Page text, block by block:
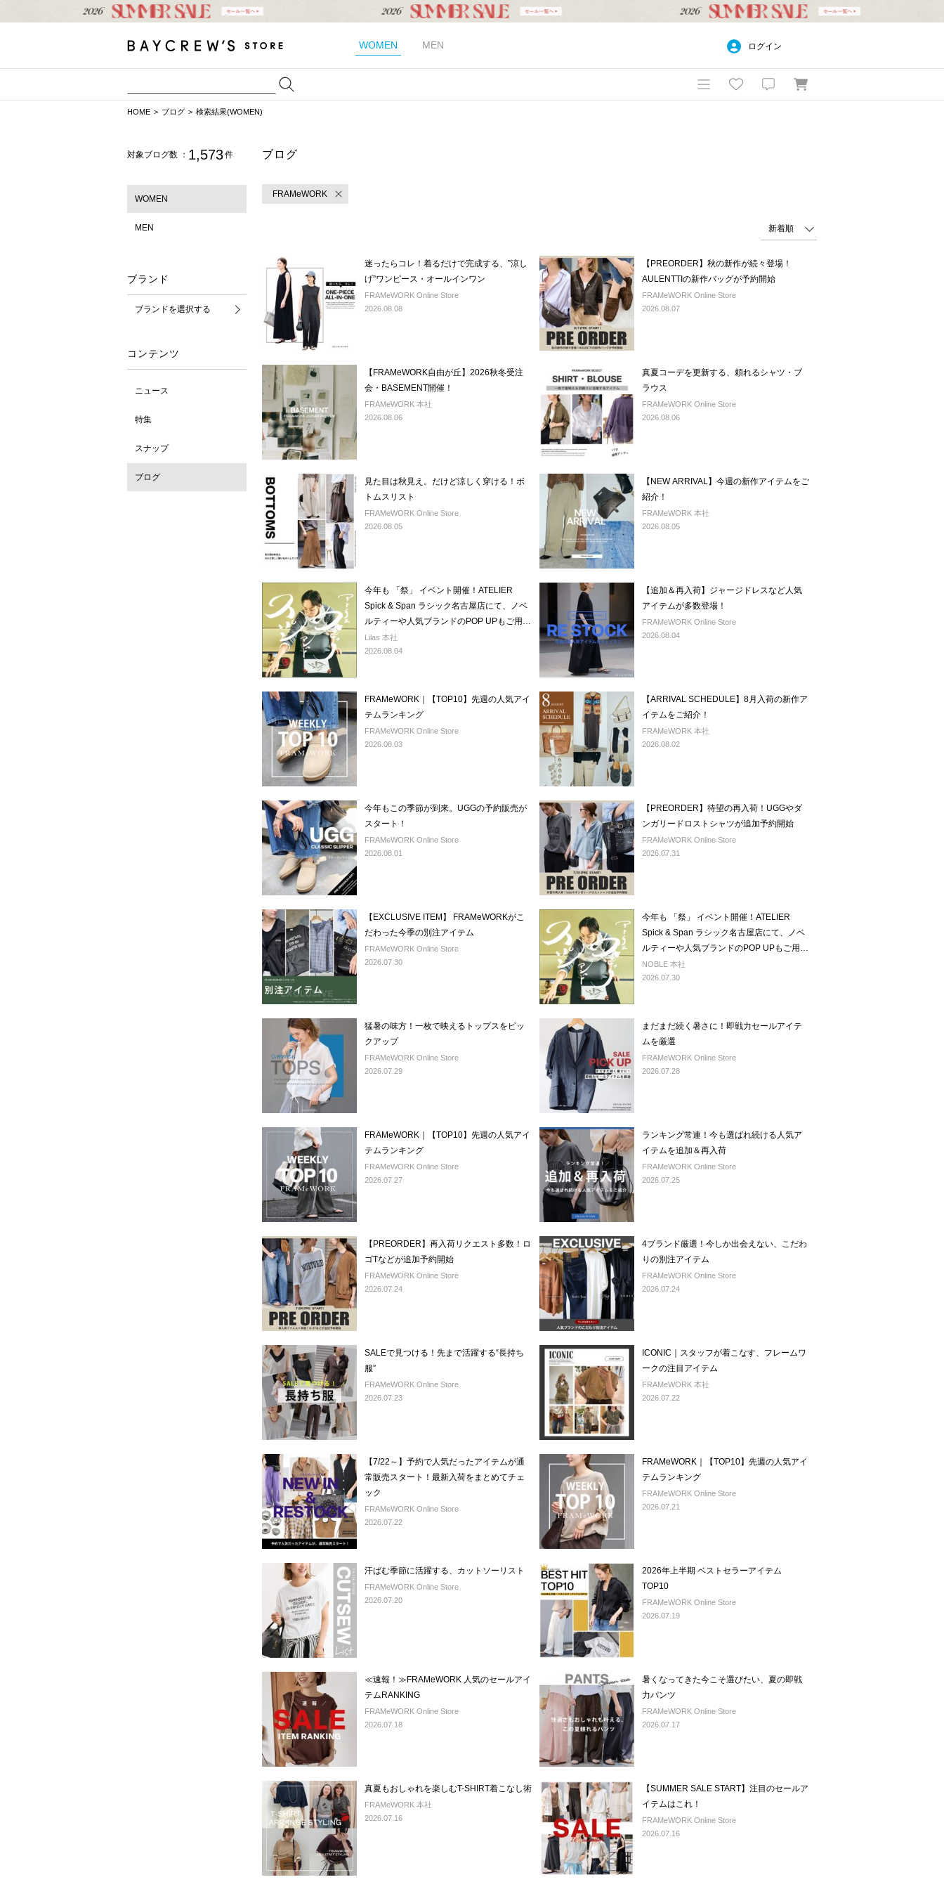
WOMEN MEN ログイン
HOME ブログ 検索結果(WOMEN)
対象ブログ数 ： 1,573件
WOMEN
MEN
ブランド
ブランドを選択する
コンテンツ
ニュース
特集
スナップ
ブログ
ブログ
FRAMeWORK
迷ったらコレ！着るだけで完成する、”涼し
げ”ワンピース・オールインワン
FRAMeWORK Online Store
2026.08.08
【PREORDER】秋の新作が続々登場！
AULENTTIの新作バッグが予約開始
FRAMeWORK Online Store
2026.08.07
【FRAMeWORK自由が丘】2026秋冬受注
会・BASEMENT開催！
FRAMeWORK 本社
2026.08.06
真夏コーデを更新する、頼れるシャツ・ブ
ラウス
FRAMeWORK Online Store
2026.08.06
見た目は秋見え。だけど涼しく穿ける！ボ
トムスリスト
FRAMeWORK Online Store
2026.08.05
【NEW ARRIVAL】今週の新作アイテムをご
紹介！
FRAMeWORK 本社
2026.08.05
今年も 「祭」 イベント開催！ATELIER
Spick & Span ラシック名古屋店にて、ノベ
ルティーや人気ブランドのPOP UPもご用
意。
Lilas 本社
2026.08.04
【追加＆再入荷】ジャージドレスなど人気
アイテムが多数登場！
FRAMeWORK Online Store
2026.08.04
FRAMeWORK｜【TOP10】先週の人気アイ
テムランキング
FRAMeWORK Online Store
2026.08.03
【ARRIVAL SCHEDULE】8月入荷の新作ア
イテムをご紹介！
FRAMeWORK 本社
2026.08.02
今年もこの季節が到来。UGGの予約販売が
スタート！
FRAMeWORK Online Store
2026.08.01
【PREORDER】待望の再入荷！UGGやダ
ンガリードロストシャツが追加予約開始
FRAMeWORK Online Store
2026.07.31
【EXCLUSIVE ITEM】 FRAMeWORKがこ
だわった今季の別注アイテム
FRAMeWORK Online Store
2026.07.30
今年も 「祭」 イベント開催！ATELIER
Spick & Span ラシック名古屋店にて、ノベ
ルティーや人気ブランドのPOP UPもご用
意。
NOBLE 本社
2026.07.30
猛暑の味方！一枚で映えるトップスをピッ
クアップ
FRAMeWORK Online Store
2026.07.29
まだまだ続く暑さに！即戦力セールアイテ
ムを厳選
FRAMeWORK Online Store
2026.07.28
FRAMeWORK｜【TOP10】先週の人気アイ
テムランキング
FRAMeWORK Online Store
2026.07.27
ランキング常連！今も選ばれ続ける人気ア
イテムを追加＆再入荷
FRAMeWORK Online Store
2026.07.25
【PREORDER】再入荷リクエスト多数！ロ
ゴTなどが追加予約開始
FRAMeWORK Online Store
2026.07.24
4ブランド厳選！今しか出会えない、こだわ
りの別注アイテム
FRAMeWORK Online Store
2026.07.24
SALEで見つける！先まで活躍する“長持ち
服”
FRAMeWORK Online Store
2026.07.23
ICONIC｜スタッフが着こなす、フレームワ
ークの注目アイテム
FRAMeWORK 本社
2026.07.22
【7/22～】予約で人気だったアイテムが通
常販売スタート！最新入荷をまとめてチェ
ック
FRAMeWORK Online Store
2026.07.22
FRAMeWORK｜【TOP10】先週の人気アイ
テムランキング
FRAMeWORK Online Store
2026.07.21
汗ばむ季節に活躍する、カットソーリスト
FRAMeWORK Online Store
2026.07.20
2026年上半期 ベストセラーアイテム
TOP10
FRAMeWORK Online Store
2026.07.19
≪速報！≫FRAMeWORK 人気のセールアイ
テムRANKING
FRAMeWORK Online Store
2026.07.18
暑くなってきた今こそ選びたい、夏の即戦
力パンツ
FRAMeWORK Online Store
2026.07.17
真夏もおしゃれを楽しむT-SHIRT着こなし術
FRAMeWORK 本社
2026.07.16
【SUMMER SALE START】注目のセールア
イテムはこれ！
FRAMeWORK Online Store
2026.07.16